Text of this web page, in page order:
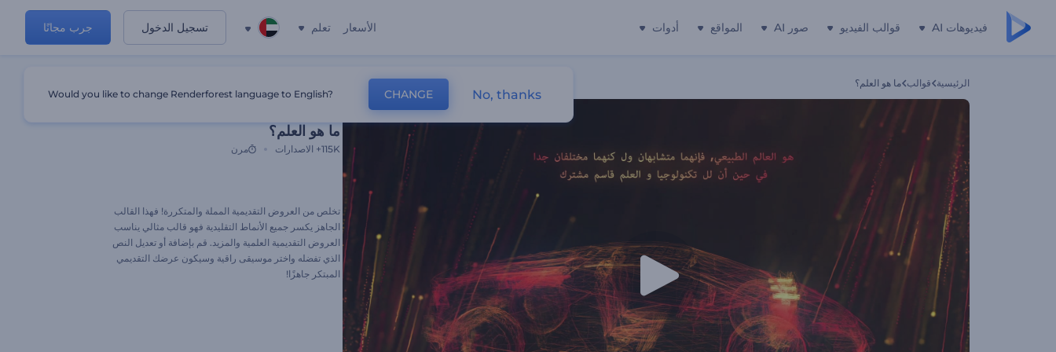
فيديوهات AI قوالب الفيديو صور AI المواقع أدوات الأسعار تعلم تسجيل الدخول جرب مجانًا
الرئيسية قوالب ما هو العلم؟
ما هو العلم؟
115K+ الاصدارات مرن
تخلص من العروض التقديمية المملة والمتكررة! فهذا القالب
الجاهز يكسر جميع الأنماط التقليدية فهو قالب مثالي يناسب
العروض التقديمية العلمية والمزيد. قم بإضافة أو تعديل النص
الذي تفضله واختر موسيقى راقية وسيكون عرضك التقديمي
المبتكر جاهزًا!
Would you like to change Renderforest language to English? CHANGE No, thanks